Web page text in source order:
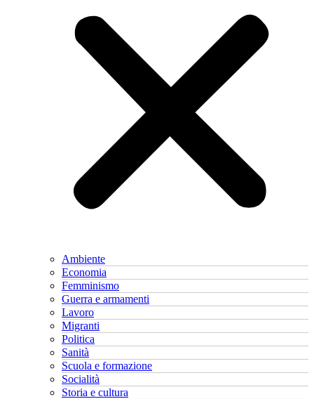
Ambiente
Economia
Femminismo
Guerra e armamenti
Lavoro
Migranti
Politica
Sanità
Scuola e formazione
Socialità
Storia e cultura